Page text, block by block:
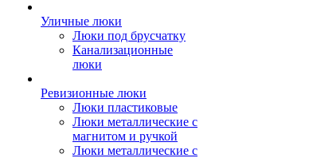
Уличные люки
Люки под брусчатку
Канализационные
люки
Ревизионные люки
Люки пластиковые
Люки металлические с
магнитом и ручкой
Люки металлические с